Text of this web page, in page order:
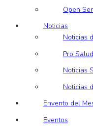
Open
Noticias
Noticias
Pro
Noticias
Noticias
Envento del
Eventos